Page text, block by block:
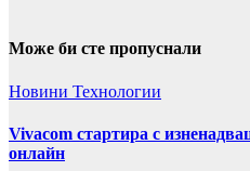
Може би сте пропуснали
Новини Технологии
Vivacom стартира с
онлайн